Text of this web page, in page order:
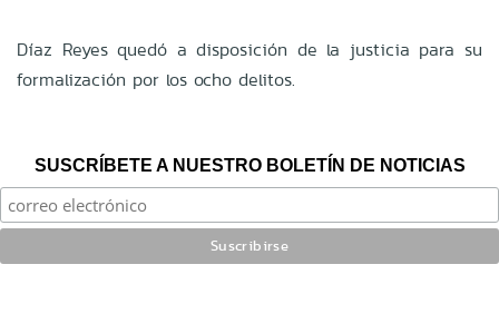
Díaz Reyes quedó a disposición de la justicia para su
formalización por los ocho delitos.
SUSCRÍBETE A NUESTRO BOLETÍN DE NOTICIAS